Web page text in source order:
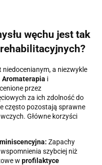
węchu jest tak
niedocenianym, a niezwykle
Aromaterapia i
przez
za ich zdolność do
często pozostają sprawne
Główne korzyści
Zapachy
szybciej niż
w profilaktyce